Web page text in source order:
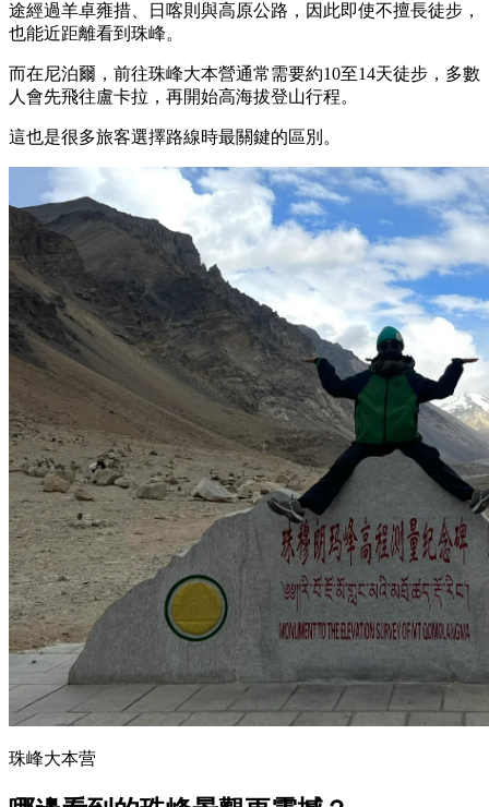
途經過羊卓雍措、日喀則與高原公路，因此即使不擅長徒步，
也能近距離看到珠峰。
而在尼泊爾，前往珠峰大本營通常需要約10至14天徒步，多數
人會先飛往盧卡拉，再開始高海拔登山行程。
這也是很多旅客選擇路線時最關鍵的區別。
珠峰大本营